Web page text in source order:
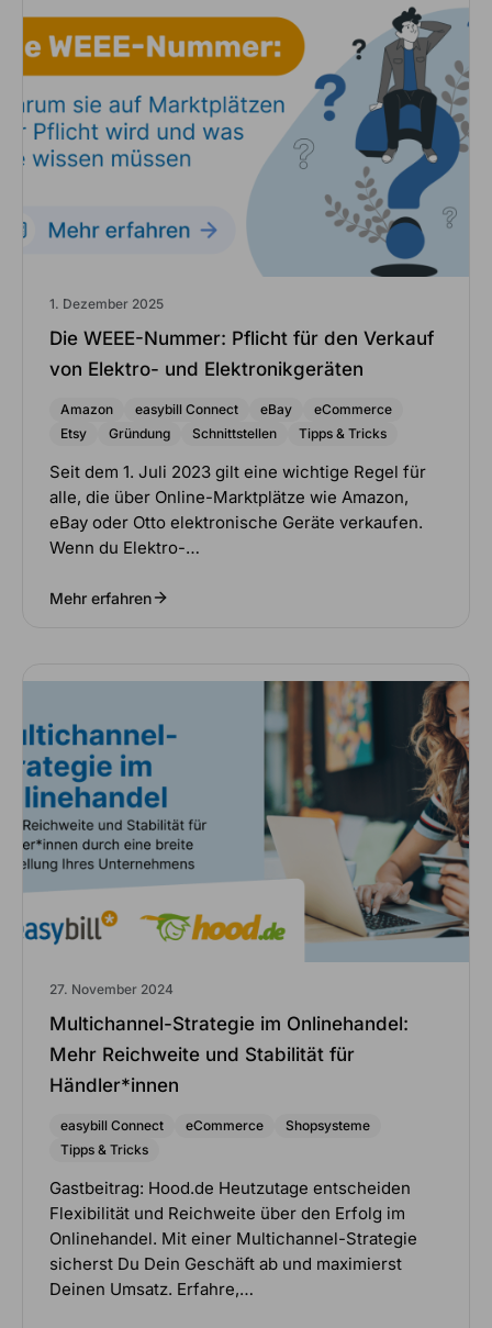
1. Dezember 2025
Die WEEE-Nummer: Pflicht für den Verkauf
von Elektro- und Elektronikgeräten
Amazon easybill Connect eBay
eCommerce
Etsy
Gründung Schnittstellen Tipps & Tricks
Seit dem 1. Juli 2023 gilt eine wichtige Regel für
alle, die über Online-Marktplätze wie Amazon,
eBay oder Otto elektronische Geräte verkaufen.
Wenn du Elektro-…
Mehr erfahren
27. November 2024
Multichannel-Strategie im Onlinehandel:
Mehr Reichweite und Stabilität für
Händler*innen
easybill Connect eCommerce
Shopsysteme
Tipps & Tricks
Gastbeitrag: Hood.de Heutzutage entscheiden
Flexibilität und Reichweite über den Erfolg im
Onlinehandel. Mit einer Multichannel-Strategie
sicherst Du Dein Geschäft ab und maximierst
Deinen Umsatz. Erfahre,…